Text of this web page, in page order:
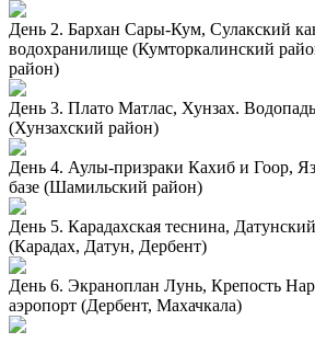
День 2. Бархан Сары-Кум, Сулакский
водохранилище (Кумторкалинский
район)
День 3. Плато Матлас, Хунзах.
(Хунзахский район)
День 4. Аулы-призраки Кахиб и Гоор,
базе (Шамильский район)
День 5. Карадахская теснина,
(Карадах, Датун, Дербент)
День 6. Экраноплан Лунь, Крепость
аэропорт (Дербент, Махачкала)